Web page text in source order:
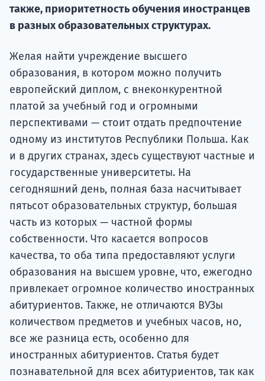
также, приоритетность обучения иностранцев
в разных образовательных структурах.
Желая найти учреждение высшего
образования, в котором можно получить
европейский диплом, с внеконкурентной
платой за учебный год и огромными
перспективами — стоит отдать предпочтение
одному из институтов Республики Польша. Как
и в других странах, здесь существуют частные и
государственные университеты. На
сегодняшний день, полная база насчитывает
пятьсот образовательных структур, большая
часть из которых — частной формы
собственности. Что касается вопросов
качества, то оба типа предоставляют услуги
образования на высшем уровне, что, ежегодно
привлекает огромное количество иностранных
абитуриентов. Также, не отличаются ВУЗы
количеством предметов и учебных часов, но,
все же разница есть, особенно для
иностранных абитуриентов. Статья будет
познавательной для всех абитуриентов, так как